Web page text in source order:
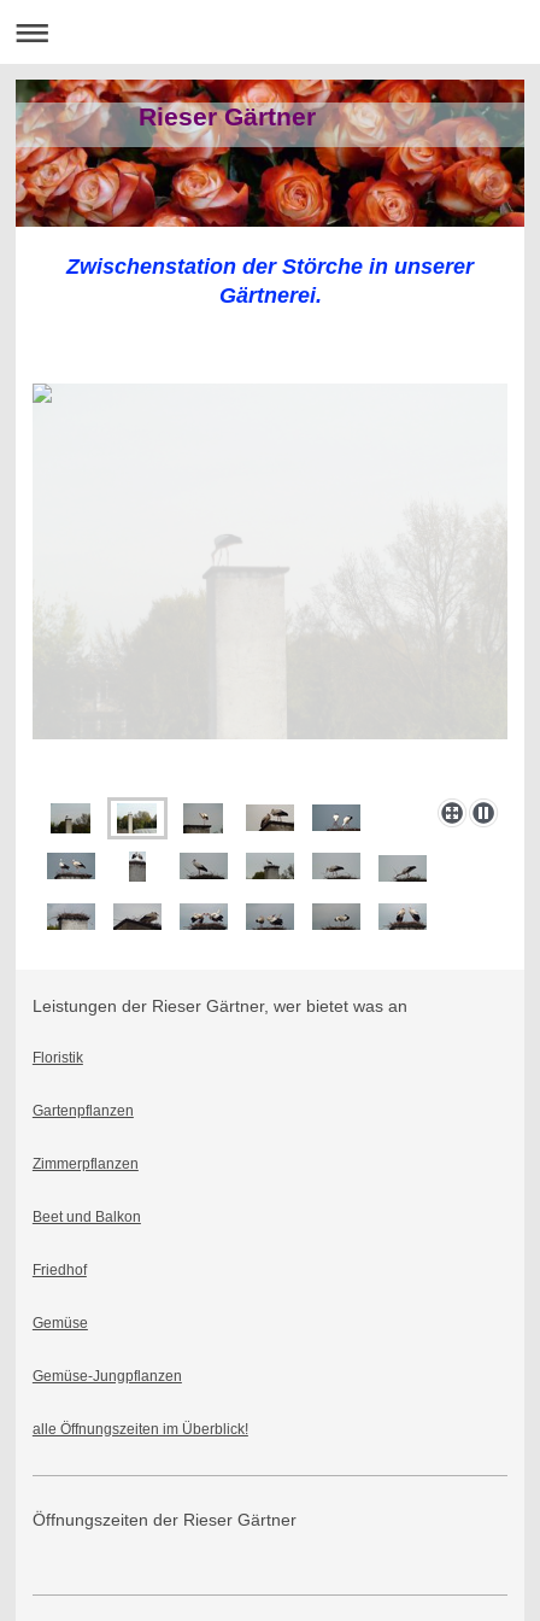
Rieser Gärtner
Zwischenstation der Störche in unserer
Gärtnerei.
Leistungen der Rieser Gärtner, wer bietet was an
Floristik
Gartenpflanzen
Zimmerpflanzen
Beet und Balkon
Friedhof
Gemüse
Gemüse-Jungpflanzen
alle Öffnungszeiten im Überblick!
Öffnungszeiten der Rieser Gärtner